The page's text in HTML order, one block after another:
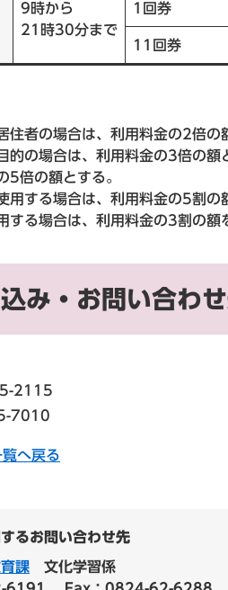
9時から
21時30分まで
1回券
11回券
住者の場合は、利用料金の2倍の
的の場合は、利用料金の3倍の
5倍の額とする。
用する場合は、利用料金の5割の
する場合は、利用料金の3割の額
み・お問い合わ
2115
7010
へ戻る
るお問い合わせ先
課
文化学習係